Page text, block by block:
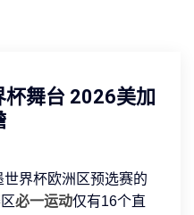
舞台 2026美加
界杯欧洲区预选赛的
必一运动仅有16个直